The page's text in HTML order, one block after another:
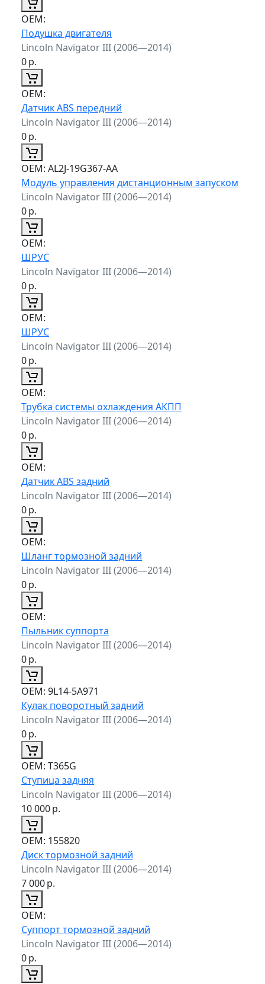
ОЕМ:
Подушка двигателя
Lincoln Navigator III (2006—2014)
0р.
ОЕМ:
Датчик ABS передний
Lincoln Navigator III (2006—2014)
0р.
ОЕМ: AL2J-19G367-AA
Модуль управления дистанционным запуском
Lincoln Navigator III (2006—2014)
0р.
ОЕМ:
ШРУС
Lincoln Navigator III (2006—2014)
0р.
ОЕМ:
ШРУС
Lincoln Navigator III (2006—2014)
0р.
ОЕМ:
Трубка системы охлаждения АКПП
Lincoln Navigator III (2006—2014)
0р.
ОЕМ:
Датчик ABS задний
Lincoln Navigator III (2006—2014)
0р.
ОЕМ:
Шланг тормозной задний
Lincoln Navigator III (2006—2014)
0р.
ОЕМ:
Пыльник суппорта
Lincoln Navigator III (2006—2014)
0р.
ОЕМ: 9L14-5A971
Кулак поворотный задний
Lincoln Navigator III (2006—2014)
0р.
ОЕМ: T365G
Ступица задняя
Lincoln Navigator III (2006—2014)
10 000р.
ОЕМ: 155820
Диск тормозной задний
Lincoln Navigator III (2006—2014)
7 000р.
ОЕМ:
Суппорт тормозной задний
Lincoln Navigator III (2006—2014)
0р.